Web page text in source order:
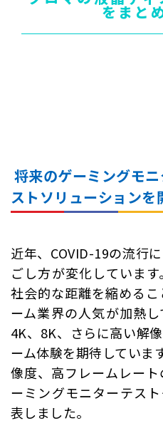
をまと
将来のゲーミングモ
ストソリューションを
近年、COVID-19の流行
ごし方が変化していま
社会的な距離を縮める
ーム業界の人気が加熱
4K、8K、さらに高い解
ーム体験を期待していま
像度、高フレームレー
ーミングモニターテス
表しました。